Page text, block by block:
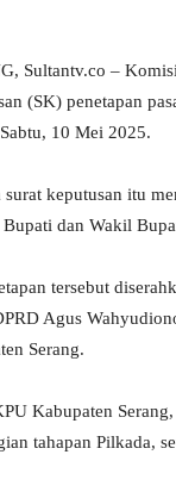
T
I
W
A
Sultantv.co –
(SK) penetapan
10 Mei 2025.
surat keputusan itu
Bupati dan Wakil
tersebut
Agus
Serang.
Kabupaten
tahapan Pilkada,